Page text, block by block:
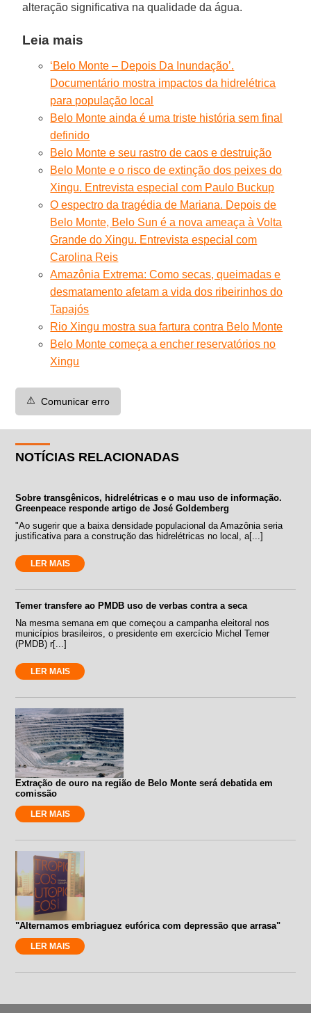
alteração significativa na qualidade da água.
Leia mais
‘Belo Monte – Depois Da Inundação’.
Documentário mostra impactos da hidrelétrica
para população local
Belo Monte ainda é uma triste história sem final
definido
Belo Monte e seu rastro de caos e destruição
Belo Monte e o risco de extinção dos peixes do
Xingu. Entrevista especial com Paulo Buckup
O espectro da tragédia de Mariana. Depois de
Belo Monte, Belo Sun é a nova ameaça à Volta
Grande do Xingu. Entrevista especial com
Carolina Reis
Amazônia Extrema: Como secas, queimadas e
desmatamento afetam a vida dos ribeirinhos do
Tapajós
Rio Xingu mostra sua fartura contra Belo Monte
Belo Monte começa a encher reservatórios no
Xingu
⚠️ Comunicar erro
NOTÍCIAS RELACIONADAS
Sobre transgênicos, hidrelétricas e o mau uso de informação.
Greenpeace responde artigo de José Goldemberg
"Ao sugerir que a baixa densidade populacional da Amazônia seria
justificativa para a construção das hidrelétricas no local, a[...]
LER MAIS
Temer transfere ao PMDB uso de verbas contra a seca
Na mesma semana em que começou a campanha eleitoral nos
municípios brasileiros, o presidente em exercício Michel Temer
(PMDB) r[...]
LER MAIS
Extração de ouro na região de Belo Monte será debatida em
comissão
LER MAIS
"Alternamos embriaguez eufórica com depressão que arrasa"
LER MAIS